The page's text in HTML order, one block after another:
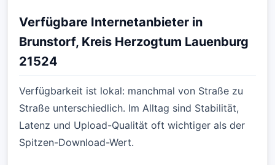
Verfügbare Internetanbieter in
Brunstorf, Kreis Herzogtum Lauenburg
21524
Verfügbarkeit ist lokal: manchmal von Straße zu
Straße unterschiedlich. Im Alltag sind Stabilität,
Latenz und Upload-Qualität oft wichtiger als der
Spitzen-Download-Wert.